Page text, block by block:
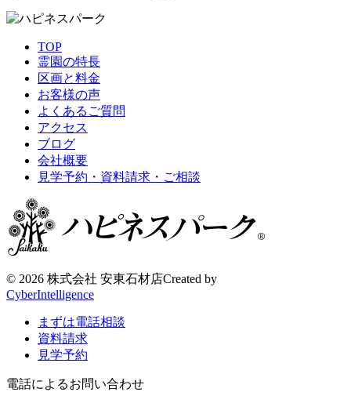
TOP
霊園の特長
区画と料金
お客様の声
よくあるご質問
アクセス
ブログ
会社概要
見学予約・資料請求・ご相談
© 2026 株式会社 安東石材店Created by
CyberIntelligence
まずは電話相談
資料請求
見学予約
電話によるお問い合わせ